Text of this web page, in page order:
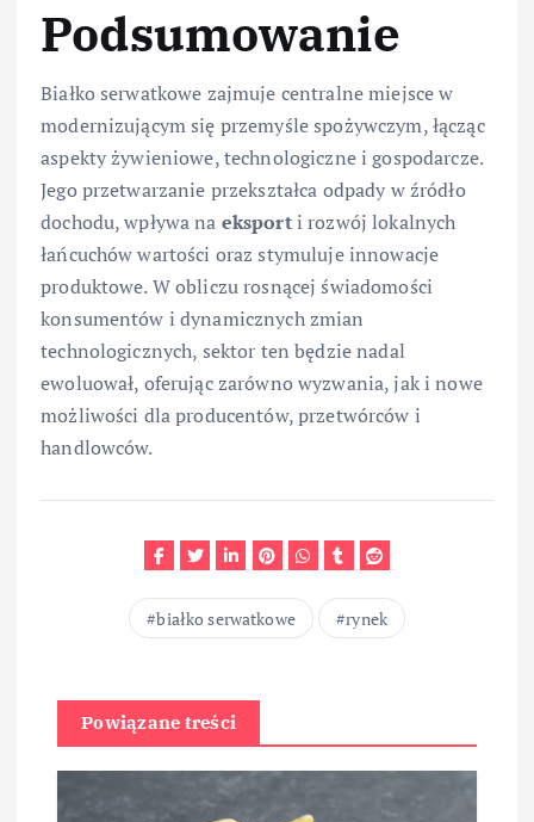
Podsumowanie
Białko serwatkowe zajmuje centralne miejsce w
modernizującym się przemyśle spożywczym, łącząc
aspekty żywieniowe, technologiczne i gospodarcze.
Jego przetwarzanie przekształca odpady w źródło
dochodu, wpływa na eksporti rozwój lokalnych
łańcuchów wartości oraz stymuluje innowacje
produktowe. W obliczu rosnącej świadomości
konsumentów i dynamicznych zmian
technologicznych, sektor ten będzie nadal
ewoluował, oferując zarówno wyzwania, jak i nowe
możliwości dla producentów, przetwórców i
handlowców.
białko serwatkowe rynek
Powiązane treści